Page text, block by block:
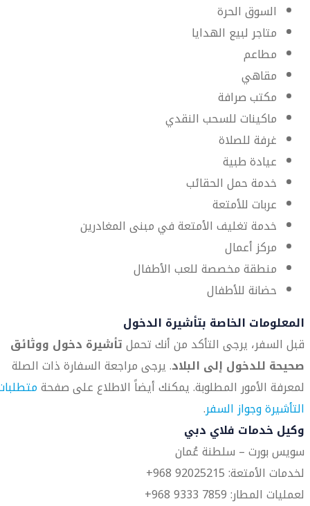
السوق الحرة
متاجر لبيع الهدايا
مطاعم
مقاهي
مكتب صرافة
ماكينات للسحب النقدي
غرفة للصلاة
عيادة طبية
خدمة حمل الحقائب
عربات للأمتعة
خدمة تغليف الأمتعة في مبنى المغادرين
مركز أعمال
منطقة مخصصة للعب الأطفال
حضانة للأطفال
المعلومات الخاصة بتأشيرة الدخول
قبل السفر، يرجى التأكد من أنك تحملتأشيرة دخول ووثائق
صحيحة للدخول إلى البلاد. يرجى مراجعة السفارة ذات الصلة
لمعرفة الأمور المطلوبة. يمكنك أيضاً الاطلاع على صفحة
التأشيرة وجواز السفر.
وكيل خدمات فلاي دبي
سويس بورت – سلطنة عُمان
لخدمات الأمتعة: 92025215 968+
لعمليات المطار: 7859 9333 968+